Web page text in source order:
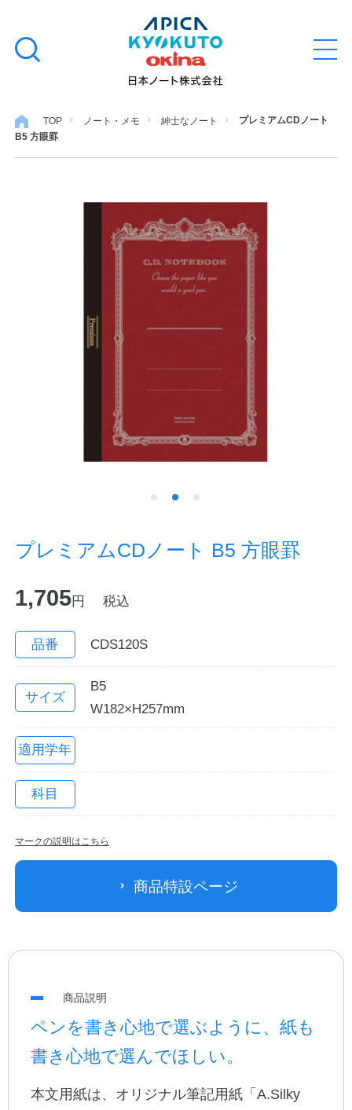
文
キ
ッ
開
検
る
ノート・メモ
ファイル・バインダー
日用・事務用品
特集・コラム
ノートの豆知識
探求・自主学習のすすめ
工場フォトツアー
企業情報
お問い合わせ
English
教職員の皆さまへ
公式アカウント
TOP ノート・メモ 紳士なノート
プレミアムCDノート
B5 方眼罫
プレミアムCDノート B5 方眼罫
1,705円 税込
品番 CDS120S
サイズ
B5
W182×H257mm
適用学年
科目
マークの説明はこちら
商品特設ページ
商品説明
ペンを書き心地で選ぶように、紙も
書き心地で選んでほしい。
本文用紙は、オリジナル筆記用紙「A.Silky